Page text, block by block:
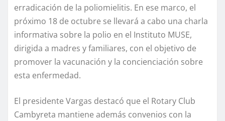
erradicación de la poliomielitis. En ese marco, el
próximo 18 de octubre se llevará a cabo una charla
informativa sobre la polio en el Instituto MUSE,
dirigida a madres y familiares, con el objetivo de
promover la vacunación y la concienciación sobre
esta enfermedad.
El presidente Vargas destacó que el Rotary Club
Cambyreta mantiene además convenios con la